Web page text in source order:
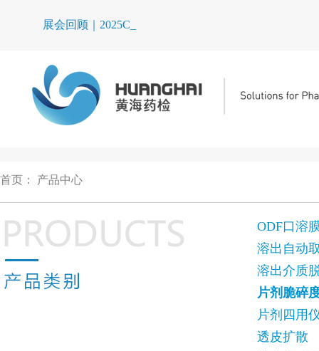
展会回顾｜2025CIP_
首页 ： 产品中心
ODF口溶
溶出自动
溶出介质
片剂脆碎
片剂四用
透皮扩散